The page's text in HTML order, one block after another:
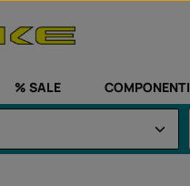
% SALE COMPONENTI